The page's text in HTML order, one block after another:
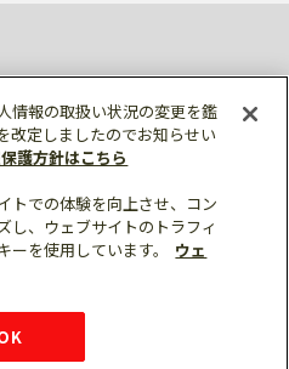
ご利用にあたって
ップ
情報の取扱い状況の変更を鑑
改定しましたのでお知らせい
護方針はこちら
トでの体験を向上させ、コン
し、ウェブサイトのトラフィ
を使用しています。
ウェ
ービス